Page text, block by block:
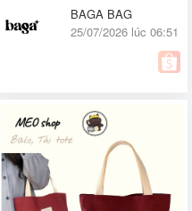
BAGA BAG
25/07/2026 lúc 06:51